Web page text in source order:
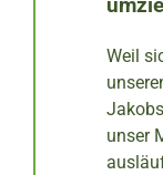
Weil
unser